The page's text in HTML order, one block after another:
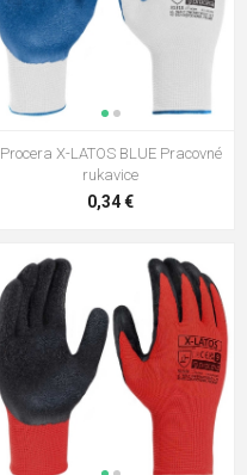
Procera X-LATOS BLUE Pracovné
rukavice
0,34 €